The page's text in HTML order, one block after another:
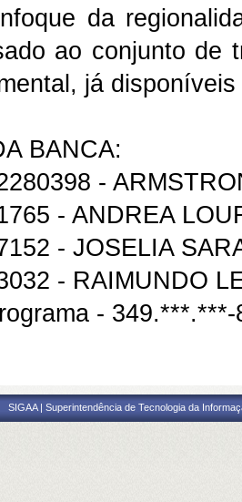
da
ao conjunto de
já
BANCA:
-
- ANDREA
- JOSELIA
- RAIMUNDO
-
SIGAA | Superintendência de Tecnologia da